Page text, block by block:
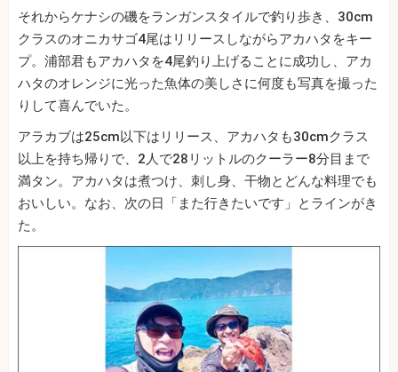
それからケナシの磯をランガンスタイルで釣り歩き、30cm
クラスのオニカサゴ4尾はリリースしながらアカハタをキー
プ。浦部君もアカハタを4尾釣り上げることに成功し、アカ
ハタのオレンジに光った魚体の美しさに何度も写真を撮った
りして喜んでいた。
アラカブは25cm以下はリリース、アカハタも30cmクラス
以上を持ち帰りで、2人で28リットルのクーラー8分目まで
満タン。アカハタは煮つけ、刺し身、干物とどんな料理でも
おいしい。なお、次の日「また行きたいです」とラインがき
た。